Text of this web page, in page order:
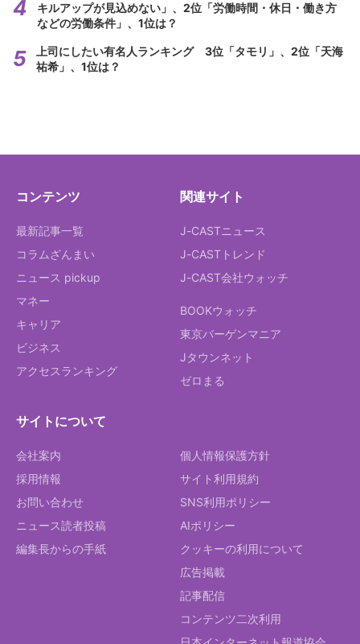
キルアップが見込めない」、2位「労働時間・休日・働き方
などの労働条件」、1位は？
上司にしたい有名人ランキング 3位「タモリ」、2位「天海
祐希」、1位は？
コンテンツ
最新記事一覧
コラムざんまい
ニュース pickup
マネー
キャリア
ビジネス
アクセスランキング
関連サイト
J-CASTニュース
J-CASTトレンド
J-CAST会社ウォッチ
BOOKウォッチ
東京バーゲンマニア
Jタウンネット
ゼロまる
サイトについて
会社案内
採用情報
お問い合わせ
ニュース読者投稿
編集長からの手紙
個人情報保護方針
サイト利用規約
SNS利用ポリシー
AIポリシー
クッキーの利用について
広告掲載
記事配信
コンテンツ二次利用